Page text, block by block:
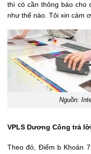
thì có cần thông báo cho
như thế nào. Tôi xin cảm
Nguồn:
VPLS Dương Công trả lời
Theo đó, Điểm b Khoản